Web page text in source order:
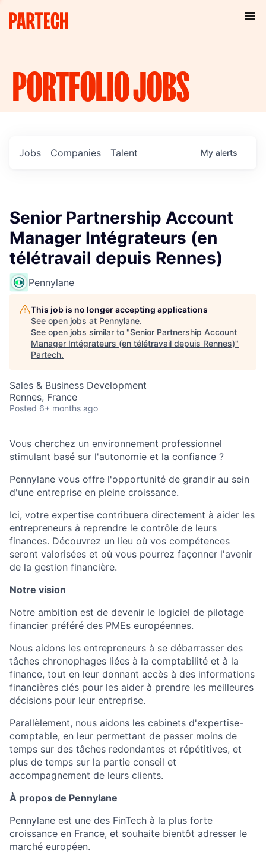
PORTFOLIOJOBS
Jobs Companies Talent My alerts
Senior Partnership Account
Manager Intégrateurs (en
télétravail depuis Rennes)
Pennylane
This job is no longer accepting applications
See open jobs at Pennylane.
See open jobs similar to "Senior Partnership Account
Manager Intégrateurs (en télétravail depuis Rennes)"
Partech.
Sales & Business Development
Rennes, France
Posted 6+ months ago
Vous cherchez un environnement professionnel
stimulant basé sur l'autonomie et la confiance ?
Pennylane vous offre l'opportunité de grandir au sein
d'une entreprise en pleine croissance.
Ici, votre expertise contribuera directement à aider les
entrepreneurs à reprendre le contrôle de leurs
finances. Découvrez un lieu où vos compétences
seront valorisées et où vous pourrez façonner l'avenir
de la gestion financière.
Notre vision
Notre ambition est de devenir le logiciel de pilotage
financier préféré des PMEs européennes.
Nous aidons les entrepreneurs à se débarrasser des
tâches chronophages liées à la comptabilité et à la
finance, tout en leur donnant accès à des informations
financières clés pour les aider à prendre les meilleures
décisions pour leur entreprise.
Parallèlement, nous aidons les cabinets d'expertise-
comptable, en leur permettant de passer moins de
temps sur des tâches redondantes et répétitives, et
plus de temps sur la partie conseil et
accompagnement de leurs clients.
À propos de Pennylane
Pennylane est une des FinTech à la plus forte
croissance en France, et souhaite bientôt adresser le
marché européen.